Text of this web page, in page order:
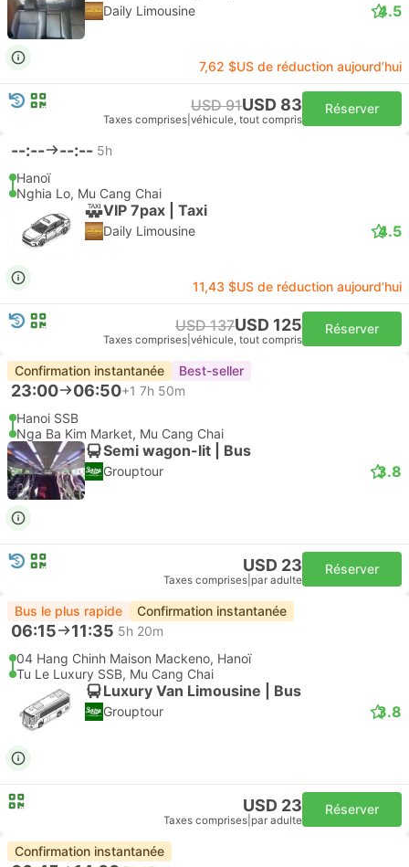
Daily Limousine 4.5
7,62 $US de réduction aujourd’hui
USD 91USD 83
Taxes comprises véhicule, tout compris
Réserver
--:-- --:-- 5h
Hanoï
Nghia Lo, Mu Cang Chai
VIP 7pax | Taxi
Daily Limousine 4.5
11,43 $US de réduction aujourd’hui
USD 137USD 125
Taxes comprises véhicule, tout compris
Réserver
Confirmation instantanée Best-seller
23:00 06:50+1 7h 50m
Hanoi SSB
Nga Ba Kim Market, Mu Cang Chai
Semi wagon-lit | Bus
Grouptour 3.8
USD 23
Taxes comprises par adulte
Réserver
Bus le plus rapide Confirmation instantanée
06:15 11:35 5h 20m
04 Hang Chinh Maison Mackeno, Hanoï
Tu Le Luxury SSB, Mu Cang Chai
Luxury Van Limousine | Bus
Grouptour 3.8
USD 23
Taxes comprises par adulte
Réserver
Confirmation instantanée